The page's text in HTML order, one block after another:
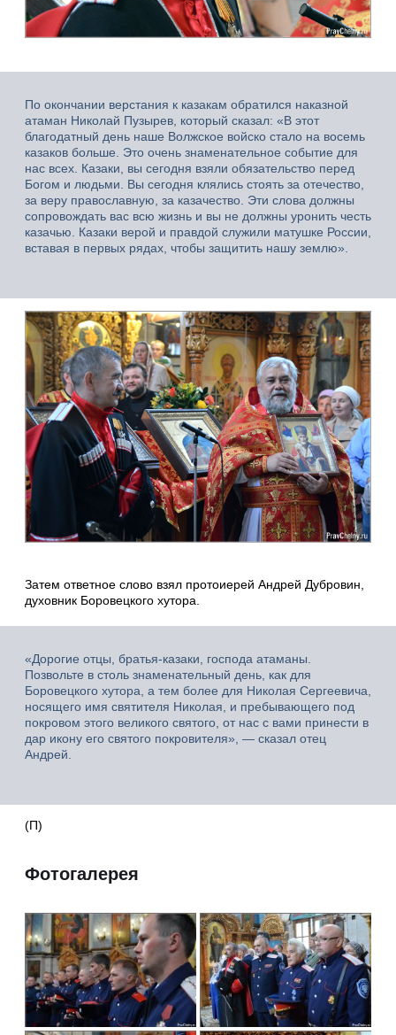
По окончании верстания к казакам обратился наказной
атаман Николай Пузырев, который сказал: «В этот
благодатный день наше Волжское войско стало на восемь
казаков больше. Это очень знаменательное событие для
нас всех. Казаки, вы сегодня взяли обязательство перед
Богом и людьми. Вы сегодня клялись стоять за отечество,
за веру православную, за казачество. Эти слова должны
сопровождать вас всю жизнь и вы не должны уронить честь
казачью. Казаки верой и правдой служили матушке России,
вставая в первых рядах, чтобы защитить нашу землю».
Затем ответное слово взял протоиерей Андрей Дубровин,
духовник Боровецкого хутора.
«Дорогие отцы, братья-казаки, господа атаманы.
Позвольте в столь знаменательный день, как для
Боровецкого хутора, а тем более для Николая Сергеевича,
носящего имя святителя Николая, и пребывающего под
покровом этого великого святого, от нас с вами принести в
дар икону его святого покровителя», — сказал отец
Андрей.
(П)
Фотогалерея